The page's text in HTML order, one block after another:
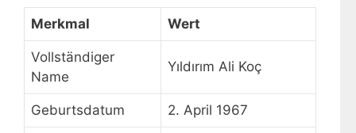
Merkmal Wert
Vollständiger
Name
Yıldırım Ali Koç
Geburtsdatum 2. April 1967